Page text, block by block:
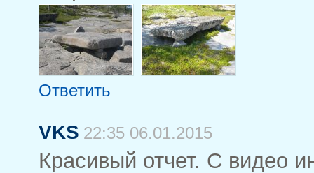
Ответить
VKS 22:35 06.01.2015
Красивый отчет. С видео